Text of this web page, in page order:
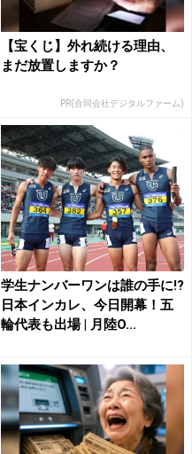
【宝くじ】外れ続ける理由、
まだ放置しますか？
PR(合同会社デジタルファーム)
学生ナンバーワンは誰の手に!?
日本インカレ、今日開幕！五
輪代表も出場 | 月陸O...